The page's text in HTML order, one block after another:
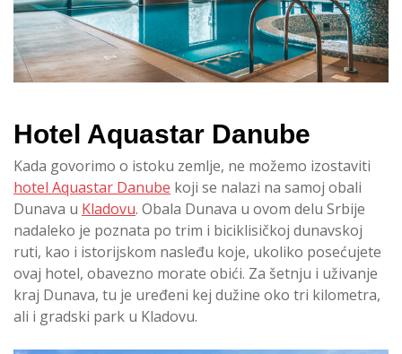
Hotel Aquastar Danube
Kada govorimo o istoku zemlje, ne možemo izostaviti
hotel Aquastar Danube koji se nalazi na samoj obali
Dunava u Kladovu. Obala Dunava u ovom delu Srbije
nadaleko je poznata po trim i biciklisičkoj dunavskoj
ruti, kao i istorijskom nasleđu koje, ukoliko posećujete
ovaj hotel, obavezno morate obići. Za šetnju i uživanje
kraj Dunava, tu je uređeni kej dužine oko tri kilometra,
ali i gradski park u Kladovu.